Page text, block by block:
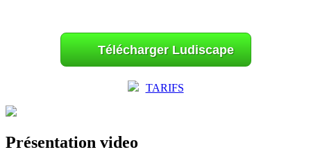
Télécharger Ludiscape
TARIFS
Présentation video